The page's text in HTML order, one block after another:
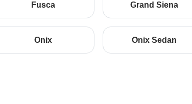
Fusca Grand Siena
Onix Onix Sedan